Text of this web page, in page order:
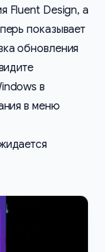
Fluent Design, а
показывает
обновления
в
в меню